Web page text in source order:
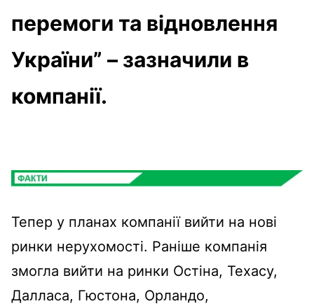
перемоги та відновлення
України” – зазначили в
компанії.
Тепер у планах компанії вийти на нові
ринки нерухомості. Раніше компанія
змогла вийти на ринки Остіна, Техасу,
Далласа, Гюстона, Орландо,